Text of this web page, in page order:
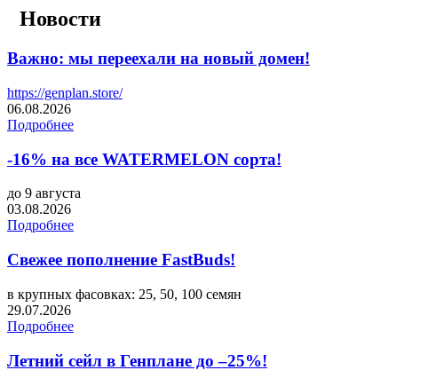
Новости
Важно: мы переехали на новый домен!
https://genplan.store/
06.08.2026
Подробнее
-16% на все WATERMELON сорта!
до 9 августа
03.08.2026
Подробнее
Свежее пополнение FastBuds!
в крупных фасовках: 25, 50, 100 семян
29.07.2026
Подробнее
Летний сейл в Генплане до –25%!